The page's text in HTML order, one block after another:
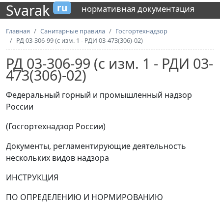
Svarak ru нормативная документация
Главная Санитарные правила
Госгортехнадзор
РД 03-306-99 (с изм. 1 - РДИ 03-473(306)-02)
РД 03-306-99 (с изм. 1 - РДИ 03-
473(306)-02)
Федеральный горный и промышленный надзор
России
(Госгортехнадзор России)
Документы, регламентирующие деятельность
нескольких видов надзора
ИНСТРУКЦИЯ
ПО ОПРЕДЕЛЕНИЮ И НОРМИРОВАНИЮ